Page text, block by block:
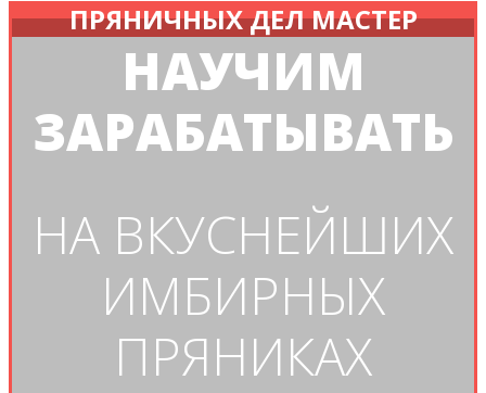
ПРЯНИЧНЫХ ДЕЛ МАСТЕР
НАУЧИМ
ЗАРАБАТЫВАТЬ
НА ВКУСНЕЙШИХ
ИМБИРНЫХ
ПРЯНИКАХ